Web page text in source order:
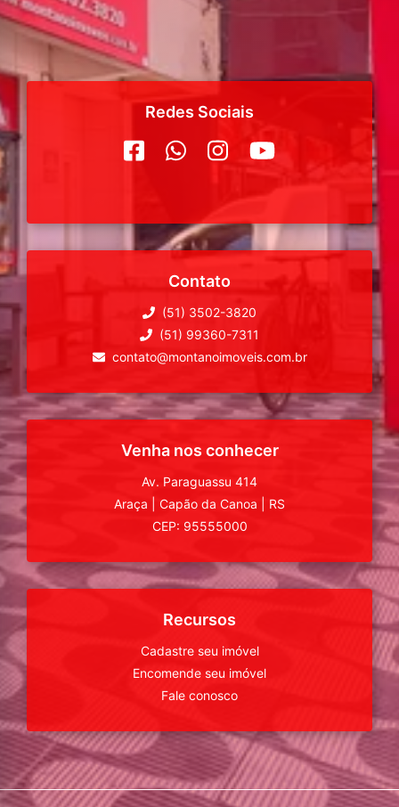
Redes Sociais
Contato
(51) 3502-3820
(51) 99360-7311
contato@montanoimoveis.com.br
Venha nos conhecer
Av. Paraguassu 414
Araça
Capão da Canoa
RS
CEP: 95555000
Recursos
Cadastre seu imóvel
Encomende seu imóvel
Fale conosco